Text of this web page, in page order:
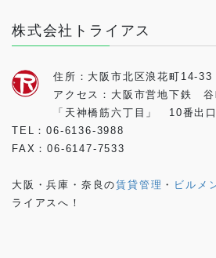
株式会社トライアス
住所：大阪市北区浪花町14-
アクセス：大阪市営地下鉄 谷
「天神橋筋六丁目」 10番出
TEL：06-6136-3988
FAX：06-6147-7533
大阪・兵庫・奈良の賃貸管理 ・ ビルメ
ライアスへ！